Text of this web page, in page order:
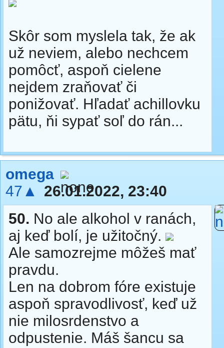
Skôr som myslela tak, že ak
už neviem, alebo nechcem
pomôcť, aspoň cielene
nejdem zraňovať či
ponižovať. Hľadať achillovku
pätu, ňi sypať soľ do rán...
omega
47▲
26.01.2022, 23:40
50. No ale alkohol v ranách,
aj keď bolí, je užitočný.
Ale samozrejme môžeš mať
pravdu.
Len na dobrom fóre existuje
aspoň spravodlivosť, keď už
nie milosrdenstvo a
odpustenie. Máš šancu sa